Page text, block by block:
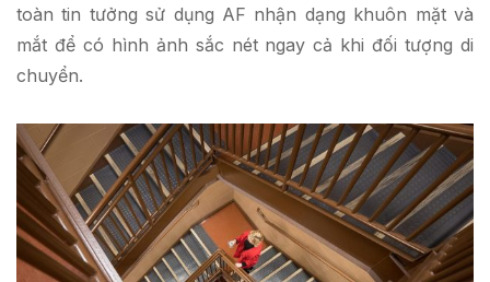
toàn tin tưởng sử dụng AF nhận dạng khuôn mặt và
mắt để có hình ảnh sắc nét ngay cả khi đối tượng di
chuyển.